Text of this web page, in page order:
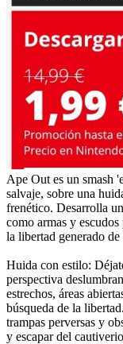
Ape Out es un smash
salvaje, sobre una
frenético. Desarrolla
como armas y
la libertad generado
Huida con estilo:
perspectiva
estrechos, áreas
búsqueda de la
trampas perversas y
y escapar del